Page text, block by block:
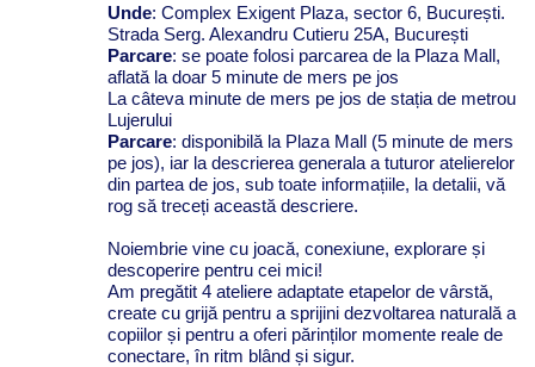
Unde: Complex Exigent Plaza, sector 6, București.
Strada Serg. Alexandru Cutieru 25A, București
Parcare: se poate folosi parcarea de la Plaza Mall,
aflată la doar 5 minute de mers pe jos
La câteva minute de mers pe jos de stația de metrou
Lujerului
Parcare: disponibilă la Plaza Mall (5 minute de mers
pe jos), iar la descrierea generala a tuturor atelierelor
din partea de jos, sub toate informațiile, la detalii, vă
rog să treceți această descriere.
Noiembrie vine cu joacă, conexiune, explorare și
descoperire pentru cei mici!
Am pregătit 4 ateliere adaptate etapelor de vârstă,
create cu grijă pentru a sprijini dezvoltarea naturală a
copiilor și pentru a oferi părinților momente reale de
conectare, în ritm blând și sigur.